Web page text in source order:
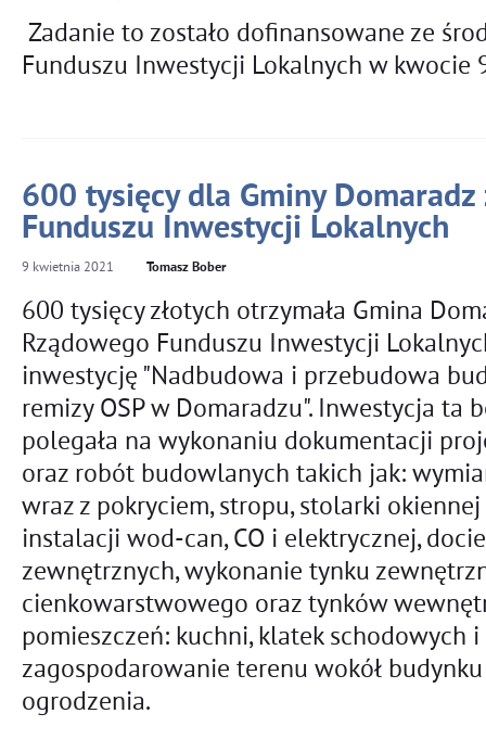
Zadanie to zostało dofinansowane ze
Funduszu Inwestycji Lokalnych w kwocie
600 tysięcy dla Gminy Domaradz
Funduszu Inwestycji Lokalnych
9 kwietnia 2021 Tomasz Bober
600 tysięcy złotych otrzymała Gmina
Rządowego Funduszu Inwestycji
inwestycję "Nadbudowa i przebudowa
remizy OSP w Domaradzu". Inwestycja ta
polegała na wykonaniu dokumentacji
oraz robót budowlanych takich jak:
wraz z pokryciem, stropu, stolarki
instalacji wod-can, CO i elektrycznej,
zewnętrznych,wykonanie tynku
cienkowarstwowego oraz tynków
pomieszczeń: kuchni, klatek schodowych
zagospodarowanie terenu wokół
ogrodzenia.